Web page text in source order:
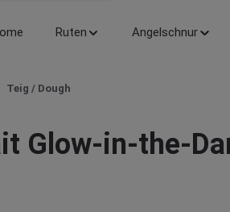
Ruten Angelschnur
Teig / Dough
Glow-in-the-